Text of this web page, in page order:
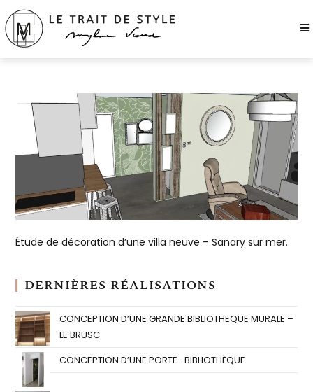
Étude de décoration d’une villa neuve – Sanary sur mer.
DERNIÈRES RÉALISATIONS
CONCEPTION D’UNE GRANDE BIBLIOTHEQUE MURALE –
LE BRUSC
CONCEPTION D’UNE PORTE- BIBLIOTHÈQUE